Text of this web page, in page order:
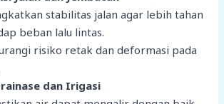
stabilitas jalan agar lebih tahan
beban lalu lintas.
risiko retak dan deformasi pada
dan Irigasi